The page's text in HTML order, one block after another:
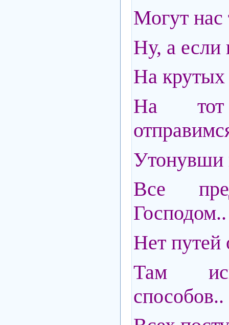
Могут нас
Ну, а если
На
На
Утонувши
Все
Господом..
Нет путей
Там
способов..